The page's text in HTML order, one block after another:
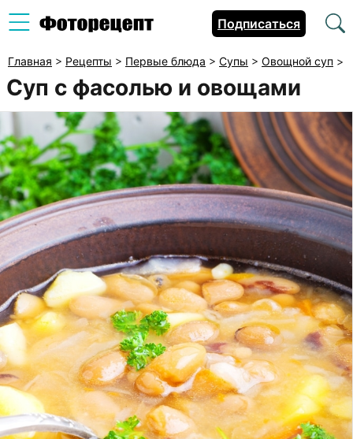
Подписаться
Главная > Рецепты > Первые блюда > Супы > Овощной суп >
Суп с фасолью и овощами